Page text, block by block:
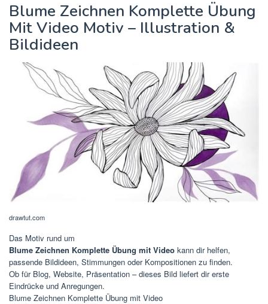
Blume Zeichnen Komplette Übung
Mit Video Motiv – Illustration &
Bildideen
drawtut.com
Das Motiv rund um
Blume Zeichnen Komplette Übung mit Video kann dir helfen,
passende Bildideen, Stimmungen oder Kompositionen zu finden.
Ob für Blog, Website, Präsentation – dieses Bild liefert dir erste
Eindrücke und Anregungen.
Blume Zeichnen Komplette Übung mit Video